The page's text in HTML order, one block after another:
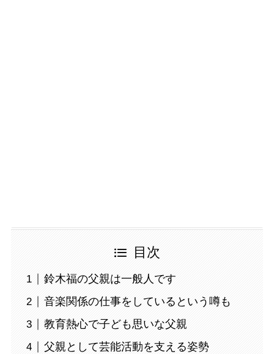
目次
鈴木福の父親は一般人です
音楽関係の仕事をしているという噂も
教育熱心で子ども思いな父親
父親として芸能活動を支える姿勢